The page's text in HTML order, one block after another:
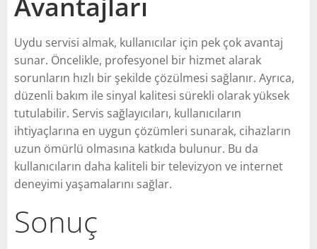
Uydu servisi almak, kullanıcılar için pek çok avantaj
sunar. Öncelikle, profesyonel bir hizmet alarak
sorunların hızlı bir şekilde çözülmesi sağlanır. Ayrıca,
düzenli bakım ile sinyal kalitesi sürekli olarak yüksek
tutulabilir. Servis sağlayıcıları, kullanıcıların
ihtiyaçlarına en uygun çözümleri sunarak, cihazların
uzun ömürlü olmasına katkıda bulunur. Bu da
kullanıcıların daha kaliteli bir televizyon ve internet
deneyimi yaşamalarını sağlar.
Sonuç